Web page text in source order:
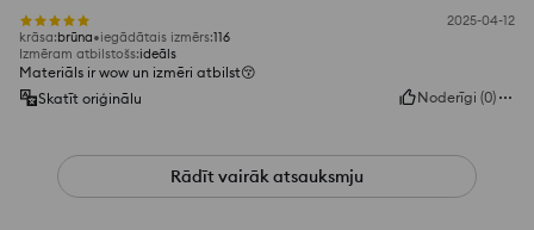
2025-04-12
krāsa:brūna iegādātais izmērs:116
Izmēram atbilstošs:ideāls
Materiāls ir wow un izmēri atbilst😚
Skatīt oriģinālu
Noderīgi (0)
Rādīt vairāk atsauksmju